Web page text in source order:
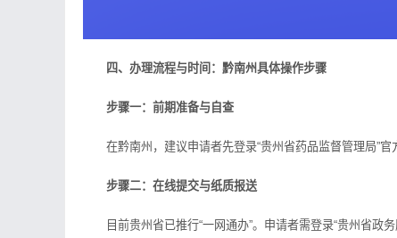
四、办理流程与时间：黔南州具体操作步骤
步骤一：前期准备与自查
在黔南州，建议申请者先登录“贵州省药品监督管理局”官
步骤二：在线提交与纸质报送
目前贵州省已推行“一网通办”。申请者需登录“贵州省政务